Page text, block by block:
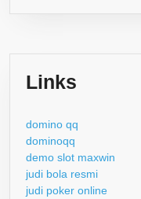
Links
domino qq
dominoqq
demo slot maxwin
judi bola resmi
judi poker online